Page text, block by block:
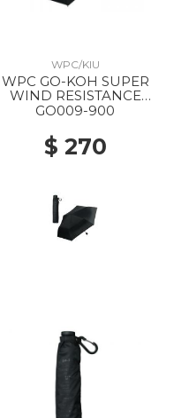
WPC/KIU
WPC GO-KOH SUPER
WIND RESISTANCE
FOLDING PARASOL 900
GO009-900
$ 270